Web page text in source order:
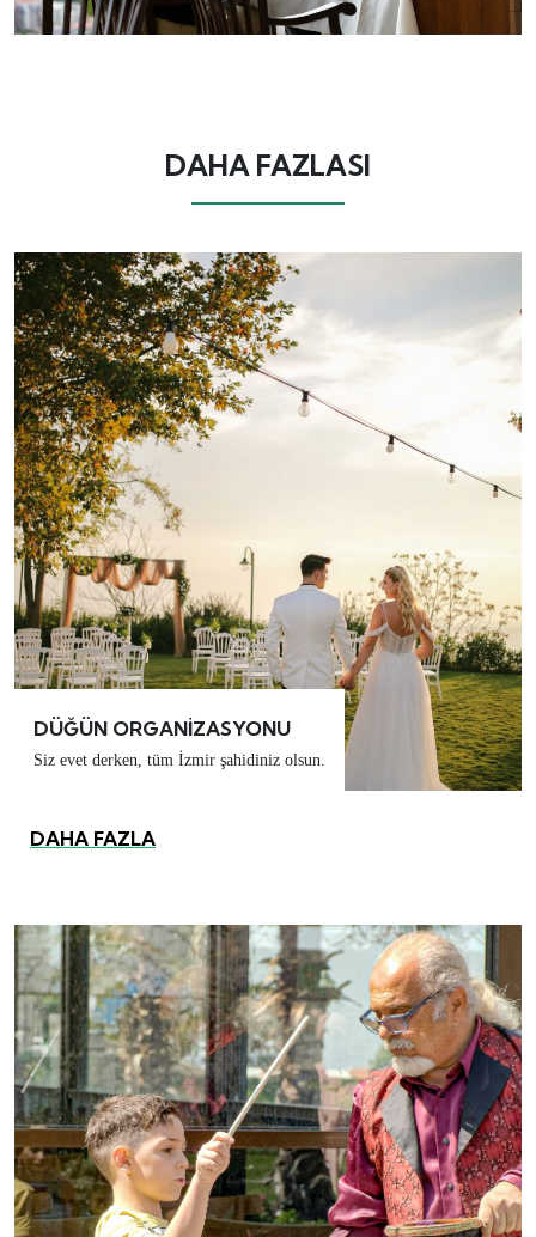
DAHA FAZLASI
DÜĞÜN ORGANİZASYONU
Siz evet derken, tüm İzmir şahidiniz olsun.
DAHA FAZLA